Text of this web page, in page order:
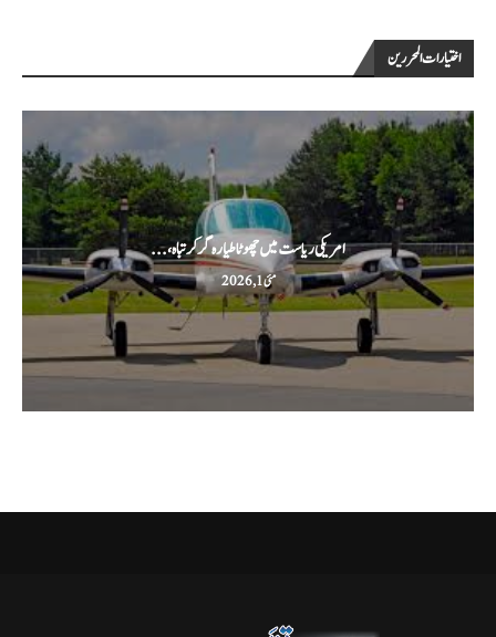
اختيارات المحررين
امریکی ریاست میں چھوٹا طیارہ گر کر تباہ،...
مئی 1, 2026